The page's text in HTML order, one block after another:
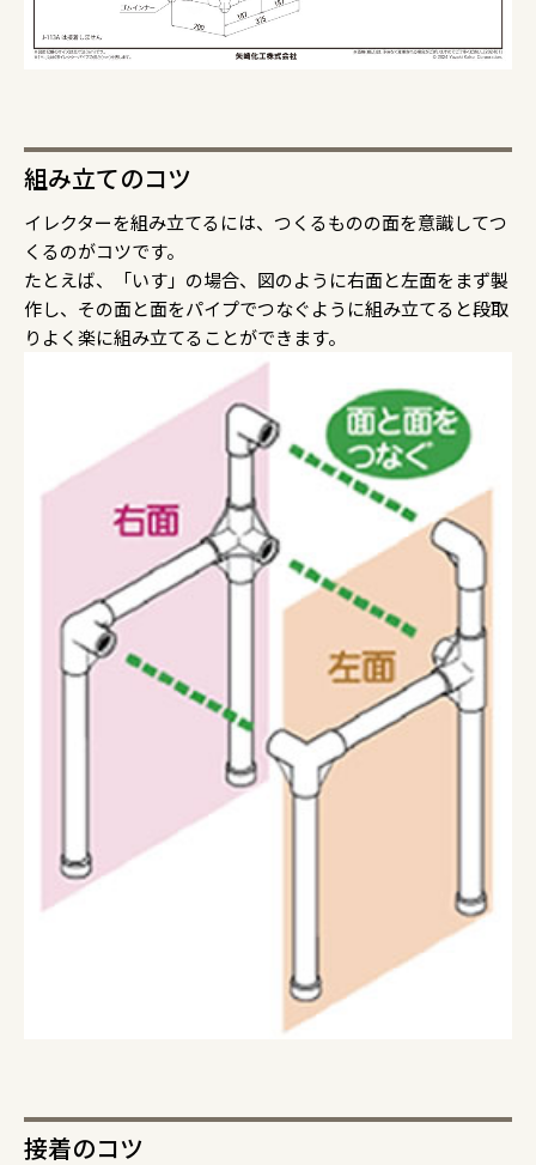
組み立てのコツ
イレクターを組み立てるには、つくるものの面を意識してつ
くるのがコツです。
たとえば、「いす」の場合、図のように右面と左面をまず製
作し、その面と面をパイプでつなぐように組み立てると段取
りよく楽に組み立てることができます。
接着のコツ